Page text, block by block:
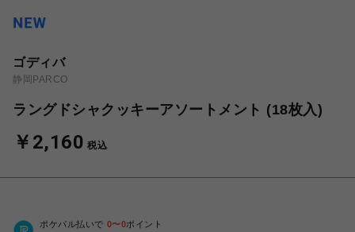
ゴディバ
静岡PARCO
ラングドシャクッキーアソートメント (18枚入)
￥2,160 税込
ポケパル払いで 0〜0ポイント